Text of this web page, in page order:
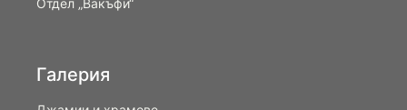
Отдел „Вакъфи“
Галерия